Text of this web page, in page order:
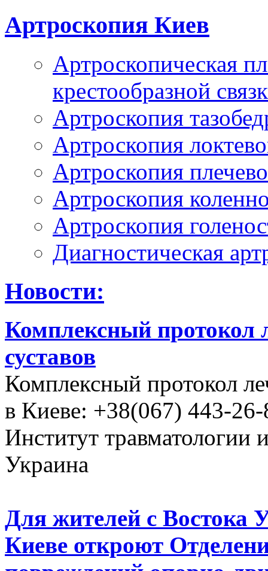
Артроскопия Киев
Артроскопическая
крестообразной
Артроскопия
Артроскопия
Артроскопия
Артроскопия
Артроскопия
Диагностическая
Новости:
Комплексный протокол
суставов
Комплексный протокол
в Киеве: +38(067) 443-
Институт
Украина
Для жителей с
Киеве откроют